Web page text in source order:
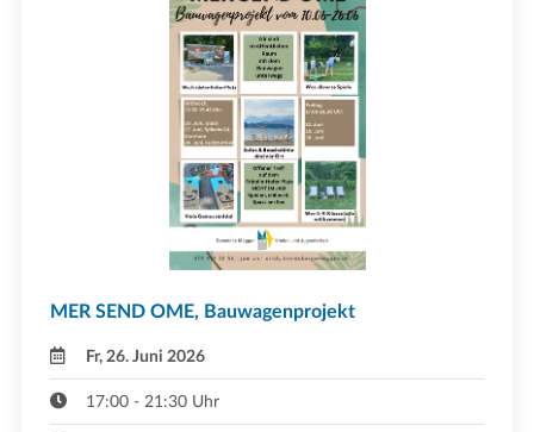
MER SEND OME, Bauwagenprojekt
Fr, 26. Juni 2026
17:00 - 21:30 Uhr